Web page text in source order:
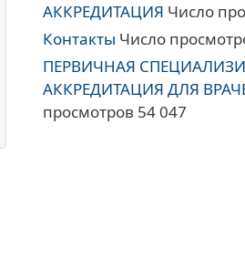
АККРЕДИТАЦИЯ Число
Контакты Число
ПЕРВИЧНАЯ
АККРЕДИТАЦИЯ ДЛЯ
просмотров 54 047